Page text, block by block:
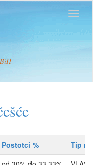
Postotci %
Tip